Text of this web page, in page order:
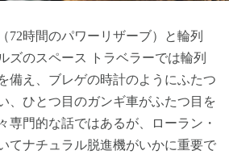
時間のパワーリザーブ）と輪列
ズのスペース トラベラーでは輪列
備え、ブレゲの時計のようにふたつ
、ひとつ目のガンギ車がふたつ目を
専門的な話ではあるが、ローラン・
てナチュラル脱進機がいかに重要で